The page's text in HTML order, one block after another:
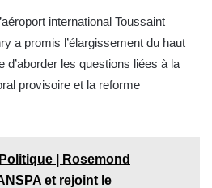
international Toussaint
a promis l’élargissement du haut
d’aborder les questions liées à la
provisoire et la reforme
| Rosemond
et rejoint le